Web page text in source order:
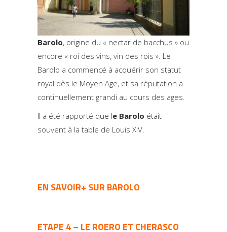
Barolo, origine du « nectar de bacchus » ou
encore « roi des vins, vin des rois ». Le
Barolo a commencé à acquérir son statut
royal dès le Moyen Age, et sa réputation a
continuellement grandi au cours des ages.
Il a été rapporté que le Barolo était
souvent à la table de Louis XIV.
EN SAVOIR+ SUR BAROLO
ETAPE 4 – LE ROERO ET CHERASCO